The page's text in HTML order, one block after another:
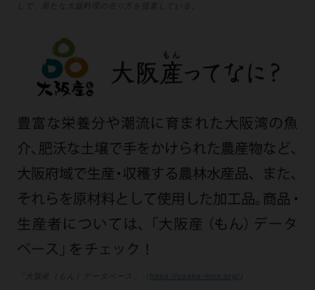
https://osaka-mon.org/